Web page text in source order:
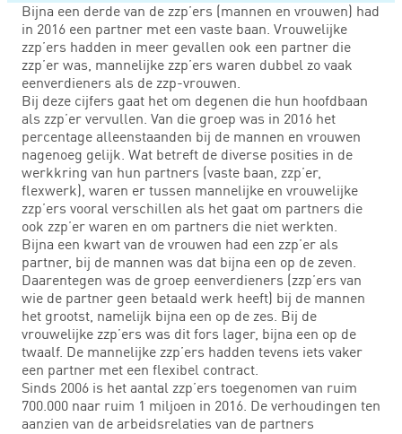
Bijna een derde van de zzp’ers (mannen en vrouwen) had
in 2016 een partner met een vaste baan. Vrouwelijke
zzp’ers hadden in meer gevallen ook een partner die
zzp’er was, mannelijke zzp’ers waren dubbel zo vaak
eenverdieners als de zzp-vrouwen.
Bij deze cijfers gaat het om degenen die hun hoofdbaan
als zzp’er vervullen. Van die groep was in 2016 het
percentage alleenstaanden bij de mannen en vrouwen
nagenoeg gelijk. Wat betreft de diverse posities in de
werkkring van hun partners (vaste baan, zzp’er,
flexwerk), waren er tussen mannelijke en vrouwelijke
zzp’ers vooral verschillen als het gaat om partners die
ook zzp’er waren en om partners die niet werkten.
Bijna een kwart van de vrouwen had een zzp’er als
partner, bij de mannen was dat bijna een op de zeven.
Daarentegen was de groep eenverdieners (zzp’ers van
wie de partner geen betaald werk heeft) bij de mannen
het grootst, namelijk bijna een op de zes. Bij de
vrouwelijke zzp’ers was dit fors lager, bijna een op de
twaalf. De mannelijke zzp’ers hadden tevens iets vaker
een partner met een flexibel contract.
Sinds 2006 is het aantal zzp’ers toegenomen van ruim
700.000 naar ruim 1 miljoen in 2016. De verhoudingen ten
aanzien van de arbeidsrelaties van de partners